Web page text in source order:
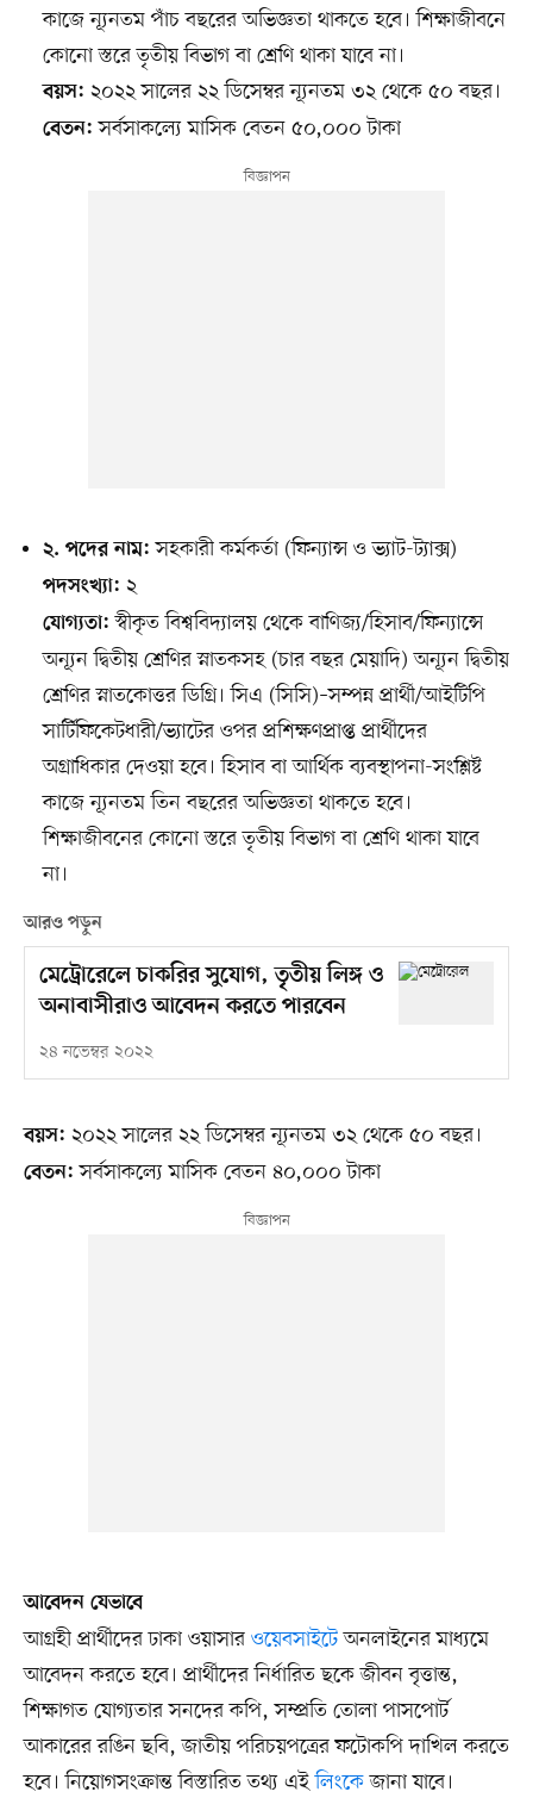
কাজে ন্যূনতম পাঁচ বছরের অভিজ্ঞতা থাকতে হবে। শিক্ষাজীবনে
কোনো স্তরে তৃতীয় বিভাগ বা শ্রেণি থাকা যাবে না।
বয়স: ২০২২ সালের ২২ ডিসেম্বর ন্যূনতম ৩২ থেকে ৫০ বছর।
বেতন: সর্বসাকল্যে মাসিক বেতন ৫০,০০০ টাকা
২. পদের নাম: সহকারী কর্মকর্তা (ফিন্যান্স ও ভ্যাট-ট্যাক্স)
পদসংখ্যা: ২
যোগ্যতা: স্বীকৃত বিশ্ববিদ্যালয় থেকে বাণিজ্য/হিসাব/ফিন্যান্সে
অন্যূন দ্বিতীয় শ্রেণির স্নাতকসহ (চার বছর মেয়াদি) অন্যূন দ্বিতীয়
শ্রেণির স্নাতকোত্তর ডিগ্রি। সিএ (সিসি)–সম্পন্ন প্রার্থী/আইটিপি
সার্টিফিকেটধারী/ভ্যাটের ওপর প্রশিক্ষণপ্রাপ্ত প্রার্থীদের
অগ্রাধিকার দেওয়া হবে। হিসাব বা আর্থিক ব্যবস্থাপনা-সংশ্লিষ্ট
কাজে ন্যূনতম তিন বছরের অভিজ্ঞতা থাকতে হবে।
শিক্ষাজীবনের কোনো স্তরে তৃতীয় বিভাগ বা শ্রেণি থাকা যাবে
না।
আরও পড়ুন
মেট্রোরেলে চাকরির সুযোগ, তৃতীয় লিঙ্গ ও
অনাবাসীরাও আবেদন করতে পারবেন
২৪ নভেম্বর ২০২২
বয়স: ২০২২ সালের ২২ ডিসেম্বর ন্যূনতম ৩২ থেকে ৫০ বছর।
বেতন: সর্বসাকল্যে মাসিক বেতন ৪০,০০০ টাকা
আবেদন যেভাবে
আগ্রহী প্রার্থীদের ঢাকা ওয়াসার ওয়েবসাইটেঅনলাইনের মাধ্যমে
আবেদন করতে হবে। প্রার্থীদের নির্ধারিত ছকে জীবন বৃত্তান্ত,
শিক্ষাগত যোগ্যতার সনদের কপি, সম্প্রতি তোলা পাসপোর্ট
আকারের রঙিন ছবি, জাতীয় পরিচয়পত্রের ফটোকপি দাখিল করতে
হবে। নিয়োগসংক্রান্ত বিস্তারিত তথ্য এইলিংকেজানা যাবে।